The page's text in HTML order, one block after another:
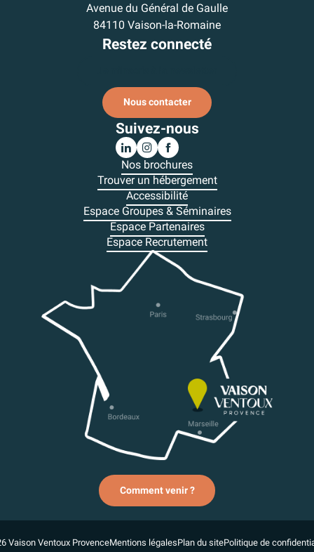
Avenue du Général de Gaulle
84110 Vaison-la-Romaine
Restez connecté
Nous contacter
Suivez-nous
Nos brochures
Trouver un hébergement
Accessibilité
Espace Groupes & Séminaires
Espace Partenaires
Espace Recrutement
Comment venir ?
Vaison Ventoux ProvenceMentions légalesPlan du sitePolitique de